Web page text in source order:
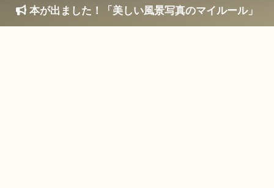
本が出ました！「美しい風景写真のマイルール」